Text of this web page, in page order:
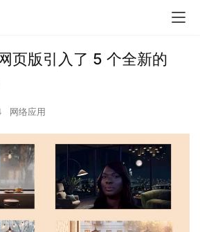
页版引入了 5 个全新的
网络应用